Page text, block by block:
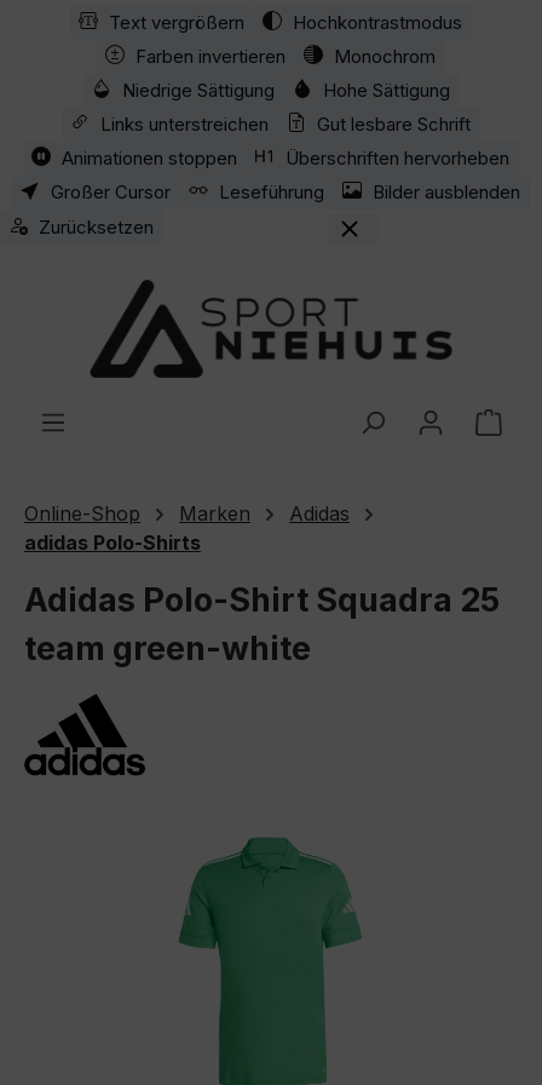
Zum Hauptinhalt springen
Text vergrößern
Hochkontrastmodus
Farben invertieren
Monochrom
Niedrige Sättigung
Hohe Sättigung
Links unterstreichen
Gut lesbare Schrift
Animationen stoppen
Überschriften hervorheben
Großer Cursor
Leseführung
Bilder ausblenden
Zurücksetzen
Online-Shop Marken
Adidas
adidas Polo-Shirts
Adidas Polo-Shirt Squadra 25
team green-white
Bildergalerie überspringen